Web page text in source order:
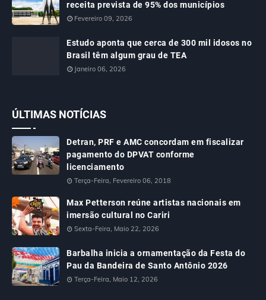
receita prevista de 95% dos municípios
Fevereiro 09, 2026
Estudo aponta que cerca de 300 mil idosos no
Brasil têm algum grau de TEA
Janeiro 06, 2026
ÚLTIMAS NOTÍCIAS
Detran, PRF e AMC concordam em fiscalizar
pagamento do DPVAT conforme
licenciamento
Terça-Feira, Fevereiro 06, 2018
Max Petterson reúne artistas nacionais em
imersão cultural no Cariri
Sexta-Feira, Maio 22, 2026
Barbalha inicia a ornamentação da Festa do
Pau da Bandeira de Santo Antônio 2026
Terça-Feira, Maio 12, 2026